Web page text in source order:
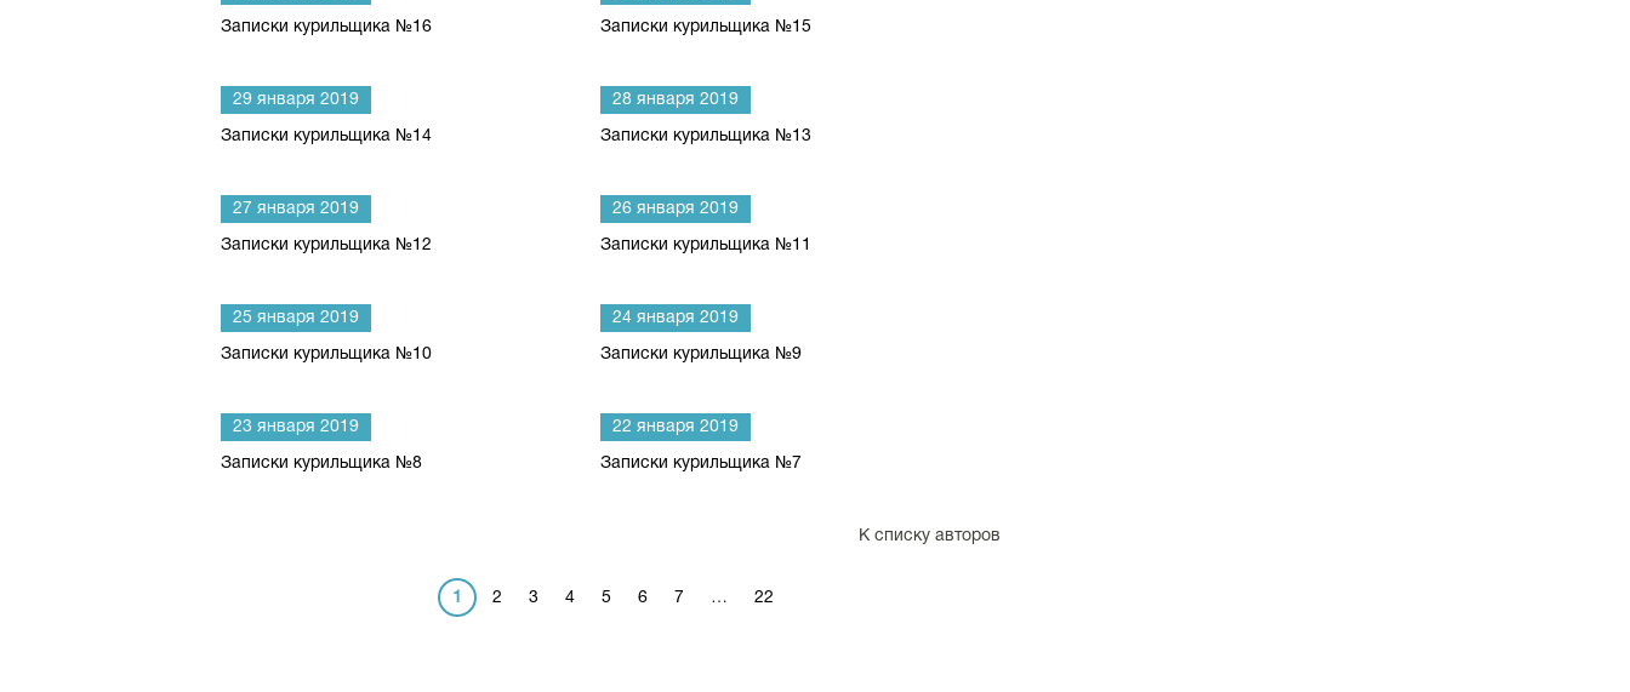
Записки курильщика №16 Записки курильщика №15
29 января 2019
Записки курильщика №14
28 января 2019
Записки курильщика №13
27 января 2019
Записки курильщика №12
26 января 2019
Записки курильщика №11
25 января 2019
Записки курильщика №10
24 января 2019
Записки курильщика №9
23 января 2019
Записки курильщика №8
22 января 2019
Записки курильщика №7
К списку авторов
1 2 3 4 5 6 7 … 22